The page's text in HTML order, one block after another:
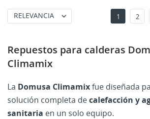
RELEVANCIA  1 2
Repuestos para calderas
Climamix
La Domusa Climamixfue diseñada
solución completa decalefacción y
sanitaria en un solo equipo.